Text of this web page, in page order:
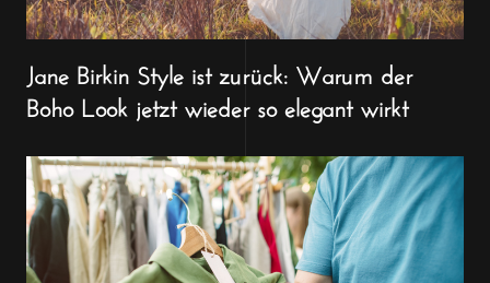
Jane Birkin Style ist zurück: Warum der
Boho Look jetzt wieder so elegant wirkt